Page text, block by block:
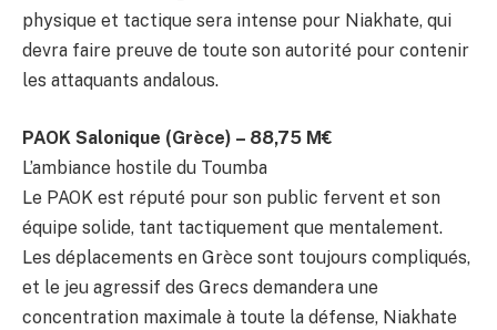
physique et tactique sera intense pour Niakhate, qui
devra faire preuve de toute son autorité pour contenir
les attaquants andalous.
PAOK Salonique (Grèce) – 88,75 M€
L’ambiance hostile du Toumba
Le PAOK est réputé pour son public fervent et son
équipe solide, tant tactiquement que mentalement.
Les déplacements en Grèce sont toujours compliqués,
et le jeu agressif des Grecs demandera une
concentration maximale à toute la défense, Niakhate